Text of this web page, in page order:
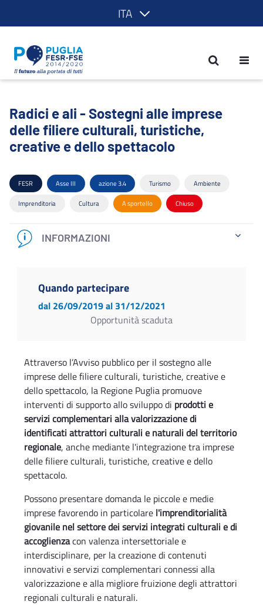
ITA
Radici e ali - Sostegni alle imprese
Radici e ali - Sostegni alle imprese
delle filiere culturali, turistiche,
creative e dello spettacolo
FESR Asse III azione 3.4 Turismo Ambiente
Imprenditoria Cultura A sportello Chiuso
INFORMAZIONI
Quando partecipare
dal 26/09/2019al 31/12/2021
Opportunità scaduta
Attraverso l’Avviso pubblico per il sostegno alle
imprese delle filiere culturali, turistiche, creative e
dello spettacolo, la Regione Puglia promuove
interventi di supporto allo sviluppo di prodotti e
servizi complementari alla valorizzazione di
identificati attrattori culturali e naturali del territorio
regionale, anche mediante l'integrazione tra imprese
delle filiere culturali, turistiche, creative e dello
spettacolo.
Possono presentare domanda le piccole e medie
imprese favorendo in particolare l'imprenditorialità
giovanile nel settore dei servizi integrati culturali e di
accoglienzacon valenza intersettoriale e
interdisciplinare, per la creazione di contenuti
innovativi e servizi complementari connessi alla
valorizzazione e alla migliore fruizione degli attrattori
regionali culturali e naturali.